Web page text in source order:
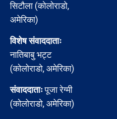
सिटौला (कोलोराडो,
अमेरिका)
विशेष संवाददाताः
नातिबाबु भट्ट
(कोलोराडो, अमेरिका)
संवाददाताःपूजा रेग्मी
(कोलोराडो, अमेरिका)